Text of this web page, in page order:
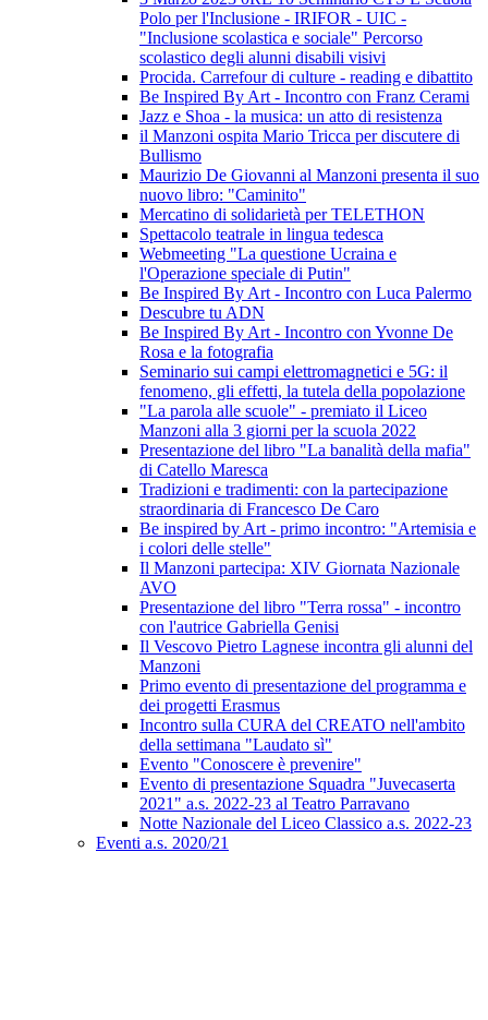
Polo per l'Inclusione - IRIFOR - UIC -
"Inclusione scolastica e sociale" Percorso
scolastico degli alunni disabili visivi
Procida. Carrefour di culture - reading e dibattito
Be Inspired By Art - Incontro con Franz Cerami
Jazz e Shoa - la musica: un atto di resistenza
il Manzoni ospita Mario Tricca per discutere di
Bullismo
Maurizio De Giovanni al Manzoni presenta il suo
nuovo libro: "Caminito"
Mercatino di solidarietà per TELETHON
Spettacolo teatrale in lingua tedesca
Webmeeting "La questione Ucraina e
l'Operazione speciale di Putin"
Be Inspired By Art - Incontro con Luca Palermo
Descubre tu ADN
Be Inspired By Art - Incontro con Yvonne De
Rosa e la fotografia
Seminario sui campi elettromagnetici e 5G: il
fenomeno, gli effetti, la tutela della popolazione
"La parola alle scuole" - premiato il Liceo
Manzoni alla 3 giorni per la scuola 2022
Presentazione del libro "La banalità della mafia"
di Catello Maresca
Tradizioni e tradimenti: con la partecipazione
straordinaria di Francesco De Caro
Be inspired by Art - primo incontro: "Artemisia e
i colori delle stelle"
Il Manzoni partecipa: XIV Giornata Nazionale
AVO
Presentazione del libro "Terra rossa" - incontro
con l'autrice Gabriella Genisi
Il Vescovo Pietro Lagnese incontra gli alunni del
Manzoni
Primo evento di presentazione del programma e
dei progetti Erasmus
Incontro sulla CURA del CREATO nell'ambito
della settimana "Laudato sì"
Evento "Conoscere è prevenire"
Evento di presentazione Squadra "Juvecaserta
2021" a.s. 2022-23 al Teatro Parravano
Notte Nazionale del Liceo Classico a.s. 2022-23
Eventi a.s. 2020/21